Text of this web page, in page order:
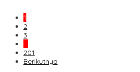
1
2
3
…
201
Berikutnya